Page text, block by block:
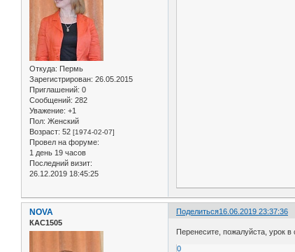
Откуда: Пермь
Зарегистрирован: 26.05.2015
Приглашений: 0
Сообщений: 282
Уважение: +1
Пол: Женский
Возраст: 52 [1974-02-07]
Провел на форуме:
1 день 19 часов
Последний визит:
26.12.2019 18:45:25
Поделиться16.06.2019 23:37:36
NOVA
КАС1505
Перенесите, пожалуйста, урок в
0